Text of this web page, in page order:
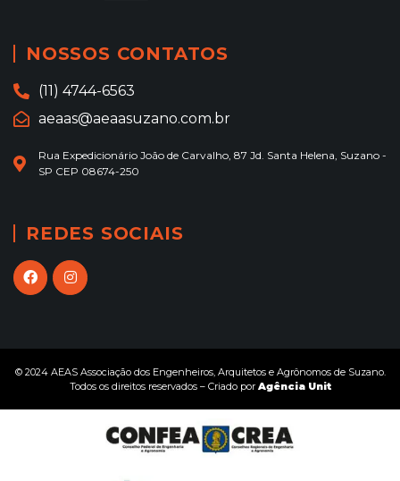
NOSSOS CONTATOS
(11) 4744-6563
aeaas@aeaasuzano.com.br
Rua Expedicionário João de Carvalho, 87 Jd. Santa Helena, Suzano -
SP CEP 08674-250
REDES SOCIAIS
© 2024 AEAS Associação dos Engenheiros, Arquitetos e Agrônomos de Suzano.
Todos os direitos reservados – Criado por Agência Unit